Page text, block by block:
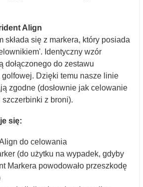
Align
składa się z markera, który posiada
Identyczny wzór
dołączonego do zestawu
golfowej. Dzięki temu nasze linie
zgodne (dosłownie jak celowanie
z broni).
się:
do celowania
(do użytku na wypadek, gdyby
Markera powodowało przeszkodę